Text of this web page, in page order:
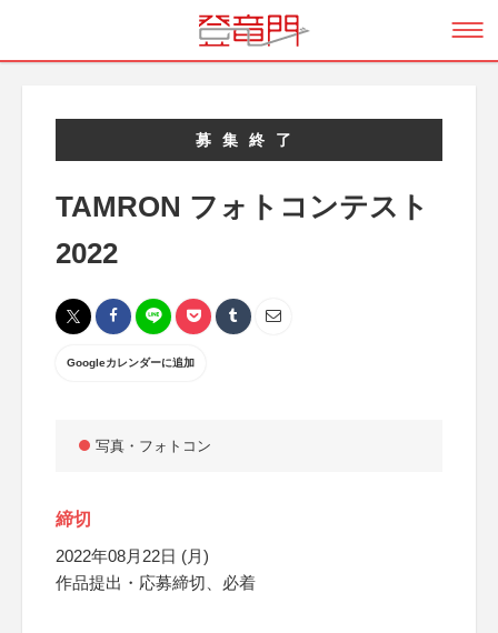
募集終了
TAMRON フォトコンテスト
2022
Googleカレンダーに追加
写真・フォトコン
締切
2022年08月22日 (月)
作品提出・応募締切、必着